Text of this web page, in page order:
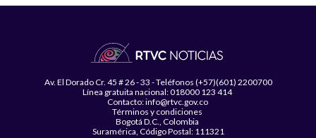
Av. El Dorado Cr. 45 # 26 - 33 - Teléfonos (+57)(601) 2200700
Línea gratuita nacional: 018000 123 414
Contacto: info@rtvc.gov.co
Términos y condiciones
Bogotá D.C., Colombia
Suramérica, Código Postal: 111321